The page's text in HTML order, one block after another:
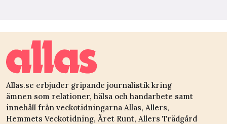
Allas.se erbjuder gripande journalistik kring
ämnen som relationer, hälsa och handarbete samt
innehåll från veckotidningarna Allas, Allers,
Hemmets Veckotidning, Året Runt, Allers Trädgård